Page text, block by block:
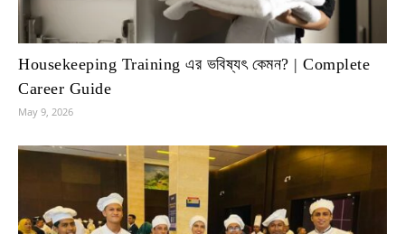
Housekeeping Training এর ভবিষ্যৎ কেমন? | Complete
Career Guide
May 9, 2026